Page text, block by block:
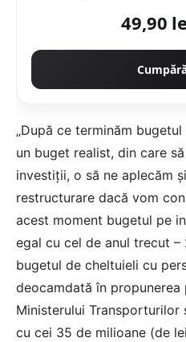
49,90
„După ce terminăm
un buget realist, din care
investiţii, o să ne aplecăm
restructurare dacă vom
acest moment bugetul pe
egal cu cel de anul trecut
bugetul de cheltuieli cu
deocamdată în
Ministerului Transporturilor
cu cei 35 de milioane (de